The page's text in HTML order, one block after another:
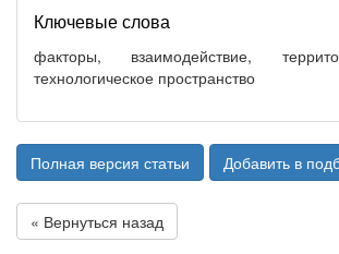
Ключевые слова
факторы, взаимодействие,
технологическое пространство
Полная версия статьи Добавить в
« Вернуться назад